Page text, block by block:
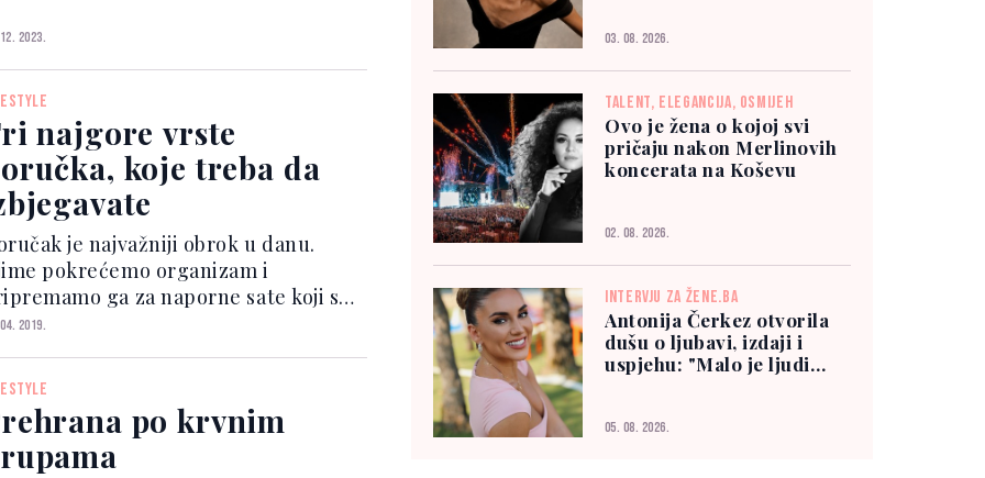
mljevene začinske paprike
Priprema: Na ulju propržite
cr...
2023.
najgore vrste
koje treba da
je najvažniji obrok u danu.
pokrećemo organizam i
ga za naporne sate koji su
Želite li dan započeti
izbjegavajte ove tri vrste
1. Voćni sokovi i jogur...
2019.
po krvnim
03. 08. 2026.
TALENT, ELEGANCIJA, OSMIJEH
Ovo je žena o kojoj svi
pričaju nakon Merlinovih
koncerata na Koševu
02. 08. 2026.
INTERVJU ZA ŽENE.BA
Antonija Čerkez otvorila
dušu o ljubavi, izdaji i
uspjehu: "Malo je ljudi
05. 08. 2026.